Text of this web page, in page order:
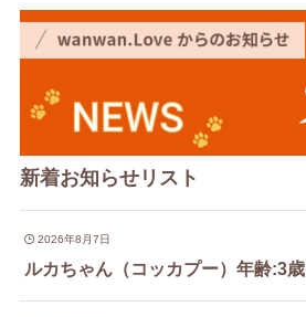
新着お知らせリスト
2026年8月7日
ルカちゃん（コッカプー）年齢:3歳